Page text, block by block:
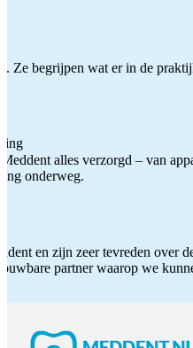
Ze begrijpen wat er in de
alles verzorgd – van
onderweg.
en zijn zeer tevreden
partner waarop we